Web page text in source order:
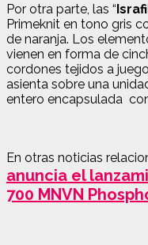
Por otra parte, las “
Primeknit en tono gris
de naranja. Los
vienen en forma de
cordones tejidos a
asienta sobre una
entero encapsulada
En otras noticias
anuncia el
700 MNVN